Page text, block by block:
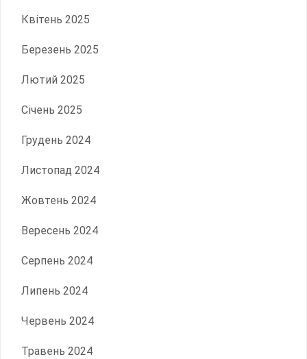
Квітень 2025
Березень 2025
Лютий 2025
Січень 2025
Грудень 2024
Листопад 2024
Жовтень 2024
Вересень 2024
Серпень 2024
Липень 2024
Червень 2024
Травень 2024